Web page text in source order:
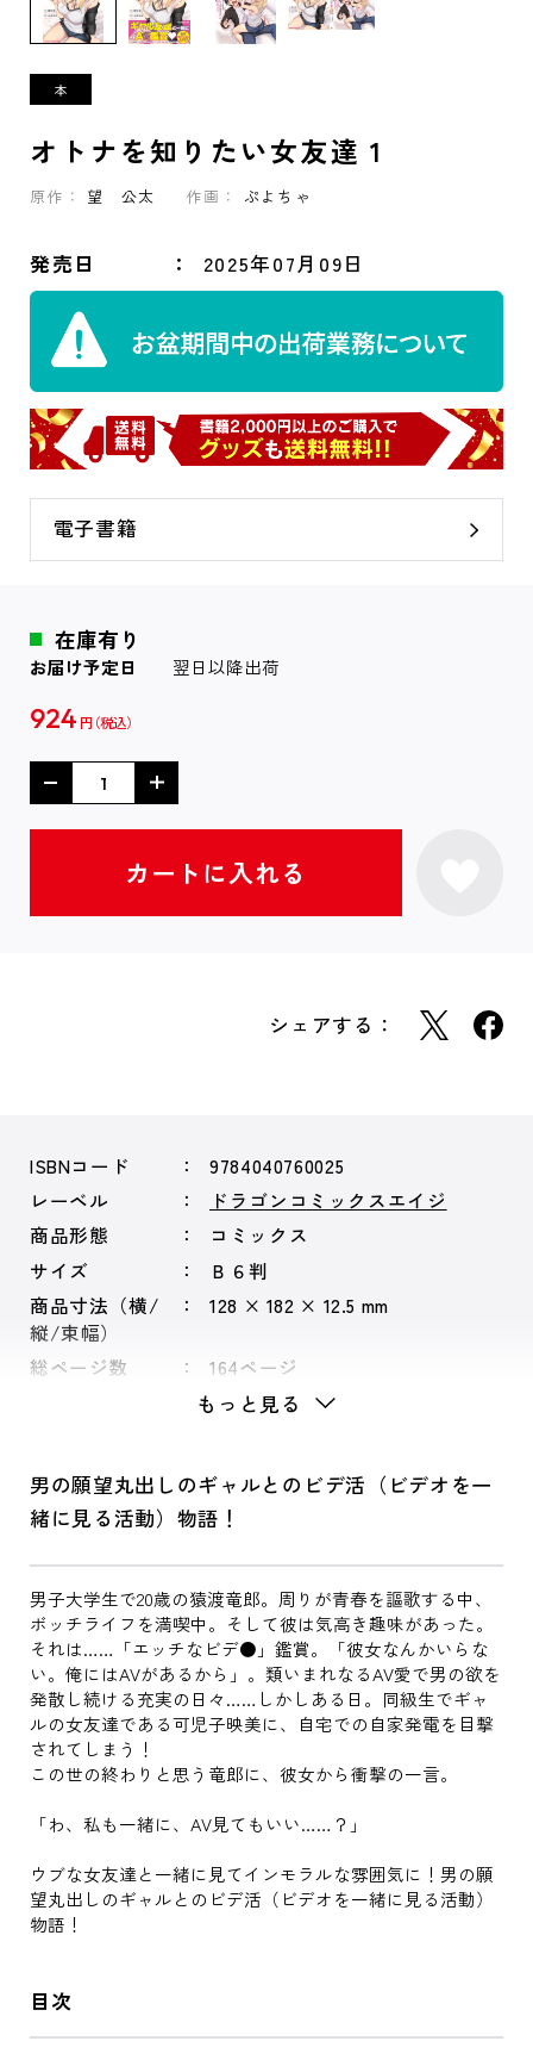
オトナを知りたい女友達 1
原作： 望 公太 作画： ぷよちゃ
発売日 2025年07月09日
電子書籍
在庫有り
お届け予定日 翌日以降出荷
924 円
シェアする：
ISBNコード
9784040760025
レーベル
ドラゴンコミックスエイジ
商品形態
コミックス
サイズ
Ｂ６判
商品寸法（横/
縦/束幅）
128 × 182 × 12.5 mm
総ページ数 164ページ
もっと見る
男の願望丸出しのギャルとのビデ活（ビデオを一
緒に見る活動）物語！
男子大学生で20歳の猿渡竜郎。周りが青春を謳歌する中、
ボッチライフを満喫中。そして彼は気高き趣味があった。
それは……「エッチなビデ●」鑑賞。「彼女なんかいらな
い。俺にはAVがあるから」。類いまれなるAV愛で男の欲を
発散し続ける充実の日々……しかしある日。同級生でギャ
ルの女友達である可児子映美に、自宅での自家発電を目撃
されてしまう！
この世の終わりと思う竜郎に、彼女から衝撃の一言。
「わ、私も一緒に、AV見てもいい……？」
ウブな女友達と一緒に見てインモラルな雰囲気に！男の願
望丸出しのギャルとのビデ活（ビデオを一緒に見る活動）
物語！
目次